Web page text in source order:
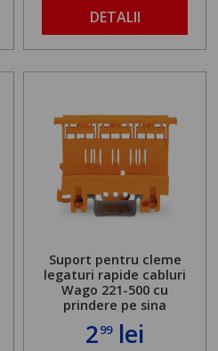
DETALII
Suport pentru cleme
legaturi rapide cabluri
Wago 221-500 cu
prindere pe sina
299lei